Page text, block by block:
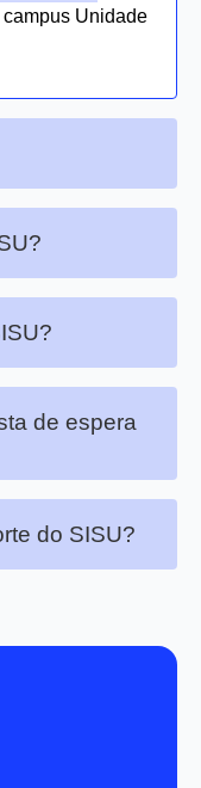
Unidade
de espera
do SISU?